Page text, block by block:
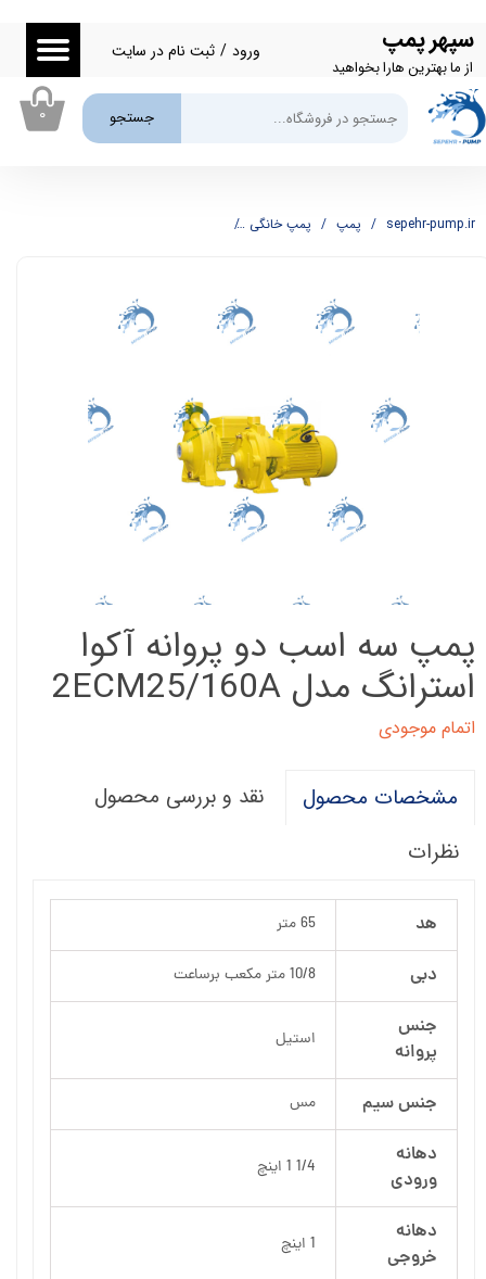
سپهر پمپ
از ما بهترین هارا بخواهید
جستجو
ورود / ثبت نام در سایت
حساب کاربری من
تغییر گذر واژه
سفارشات
۰
sepehr-pump.ir پمپ پمپ خانگی
پمپ سه اسب دو پروانه آکوا
استرانگ مدل 2ECM25/160A
اتمام موجودی
مشخصات محصول
نقد و بررسی محصول
نظرات
هد 65 متر
دبی 10/8 متر مکعب برساعت
جنس
پروانه
استیل
جنس سیم مس
دهانه
ورودی
1/4 1 اینچ
دهانه
خروجی
1 اینچ